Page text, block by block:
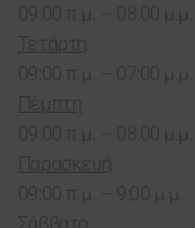
09:00 π.μ. – 08:00 μ.μ.
Τετάρτη
09:00 π.μ. – 07:00 μ.μ.
Πέμπτη
09:00 π.μ. – 08:00 μ.μ.
Παρασκευή
09:00 π.μ. – 9:00 μ.μ.
Σάββατο